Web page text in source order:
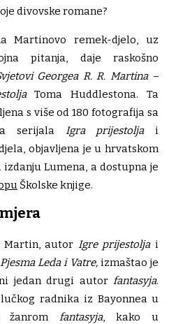
divovske romane?
Martinovo remek-djelo, uz
pitanja, daje raskošno
Georgea R. R. Martina –
Toma Huddlestona. Ta
s više od 180 fotografija sa
serijala Igra prijestoljai
objavljena je u hrvatskom
Lumena, a dostupna je
Školske knjige.
Martin, autor Igre prijestolja i
Pjesma Leda i Vatre, izmaštao je
jedan drugi autor fantasyja.
radnika iz Bayonnea u
žanrom fantasyja, kako u